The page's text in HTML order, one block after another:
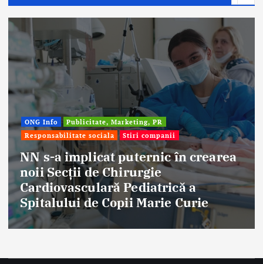
ONG Info
Publicitate, Marketing, PR
Responsabilitate sociala
Stiri companii
s-a implicat puternic în crearea
Secții de Chirurgie
Pediatrică a
de Copii Marie Curie